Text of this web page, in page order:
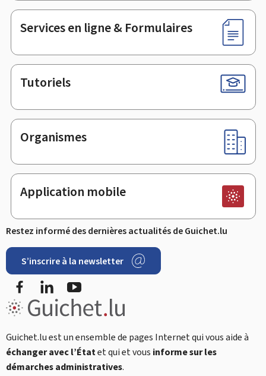
page
Services en ligne & Formulaires
Tutoriels
Organismes
Application mobile
Restez informé des dernières actualités de Guichet.lu
S’inscrire à la newsletter
FacebookLinkedIn
Guichet.lu est un ensemble de pages Internet qui vous aide à
échanger avec l’Étatet qui et vous informe sur les
démarches administratives.